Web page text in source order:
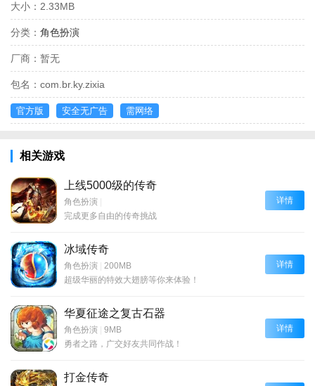
大小： 2.33MB
分类： 角色扮演
厂商： 暂无
包名： com.br.ky.zixia
官方版 安全无广告 需网络
相关游戏
上线5000级的传奇
角色扮演 |
完成更多自由的传奇挑战
详情
冰域传奇
角色扮演 | 200MB
超级华丽的特效大翅膀等你来体验！
详情
华夏征途之复古石器
角色扮演 | 9MB
勇者之路，广交好友共同作战！
详情
打金传奇